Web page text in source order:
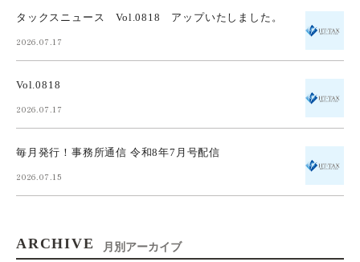
タックスニュース Vol.0818 アップいたしました。
2026.07.17
Vol.0818
2026.07.17
毎月発行！事務所通信 令和8年7月号配信
2026.07.15
ARCHIVE 月別アーカイブ